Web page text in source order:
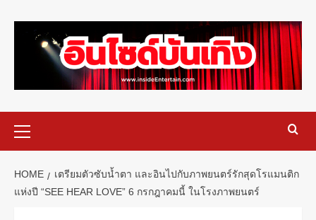
HOME
เตรียมตัวซับน้ำตา และอินไปกับภาพยนตร์รักสุดโรแมนติก
แห่งปี “SEE HEAR LOVE” 6 กรกฎาคมนี้ ในโรงภาพยนตร์